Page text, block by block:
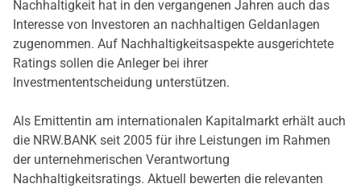
Nachhaltigkeit hat in den vergangenen Jahren auch das
Interesse von Investoren an nachhaltigen Geldanlagen
zugenommen. Auf Nachhaltigkeitsaspekte ausgerichtete
Ratings sollen die Anleger bei ihrer
Investmententscheidung unterstützen.
Als Emittentin am internationalen Kapitalmarkt erhält auch
die NRW.BANK seit 2005 für ihre Leistungen im Rahmen
der unternehmerischen Verantwortung
Nachhaltigkeitsratings. Aktuell bewerten die relevanten